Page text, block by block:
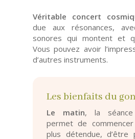
Véritable concert
due aux résonances,
sonores qui montent et
Vous pouvez avoir
d’autres instruments.
Les bienfaits du
Le matin, la
permet de
plus détendue, d’être